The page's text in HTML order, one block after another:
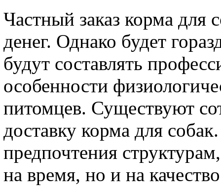
Частный заказ корма для
денег. Однако будет
будут составлять
особенности
питомцев. Существуют
доставку корма для
предпочтения
на время, но и на